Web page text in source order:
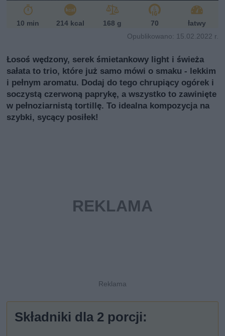
10 min 214 kcal 168 g 70
łatwy
Opublikowano: 15.02.2022 r.
Łosoś wędzony, serek śmietankowy light i świeża
sałata to trio, które już samo mówi o smaku - lekkim
i pełnym aromatu. Dodaj do tego chrupiący ogórek i
soczystą czerwoną paprykę, a wszystko to zawinięte
w pełnoziarnistą tortillę. To idealna kompozycja na
szybki, sycący posiłek!
Składniki dla 2 porcji: